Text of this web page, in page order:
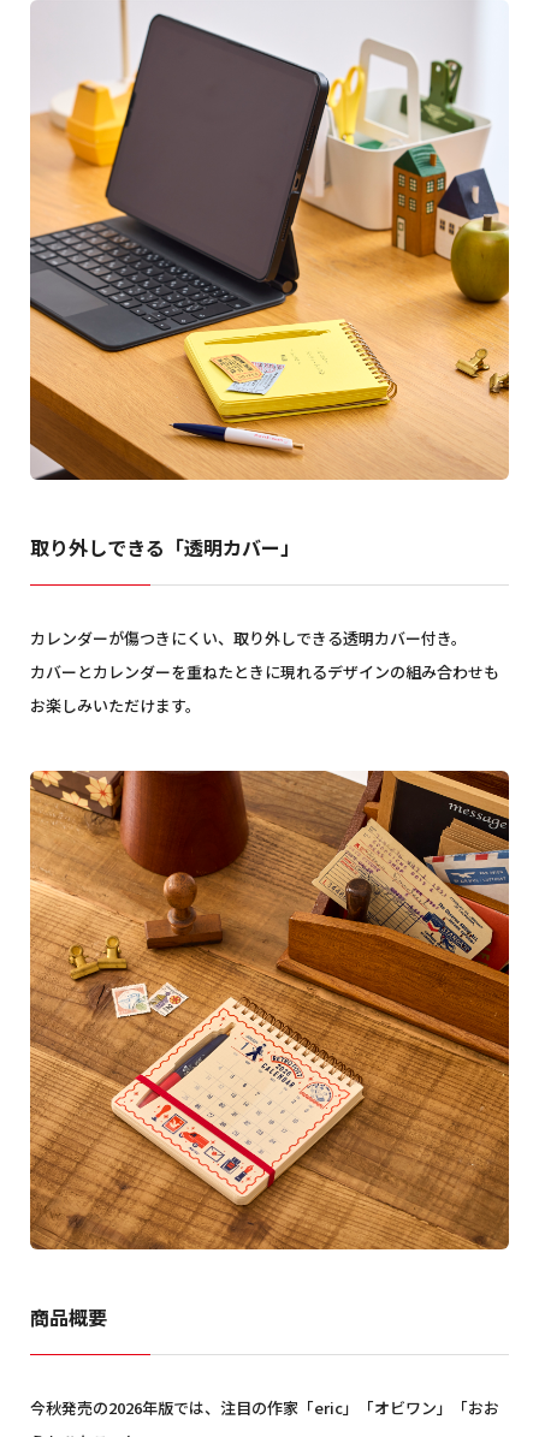
取り外しできる「透明カバー」
カレンダーが傷つきにくい、取り外しできる透明カバー付き。
カバーとカレンダーを重ねたときに現れるデザインの組み合わせも
お楽しみいただけます。
商品概要
今秋発売の2026年版では、注目の作家「eric」「オビワン」「おお